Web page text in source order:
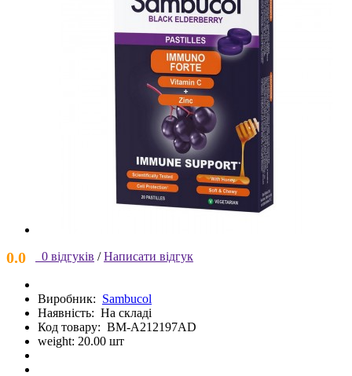
0.0 0 відгуків / Написати відгук
Виробник: Sambucol
Наявність: На складі
Код товару: BM-A212197AD
weight: 20.00 шт